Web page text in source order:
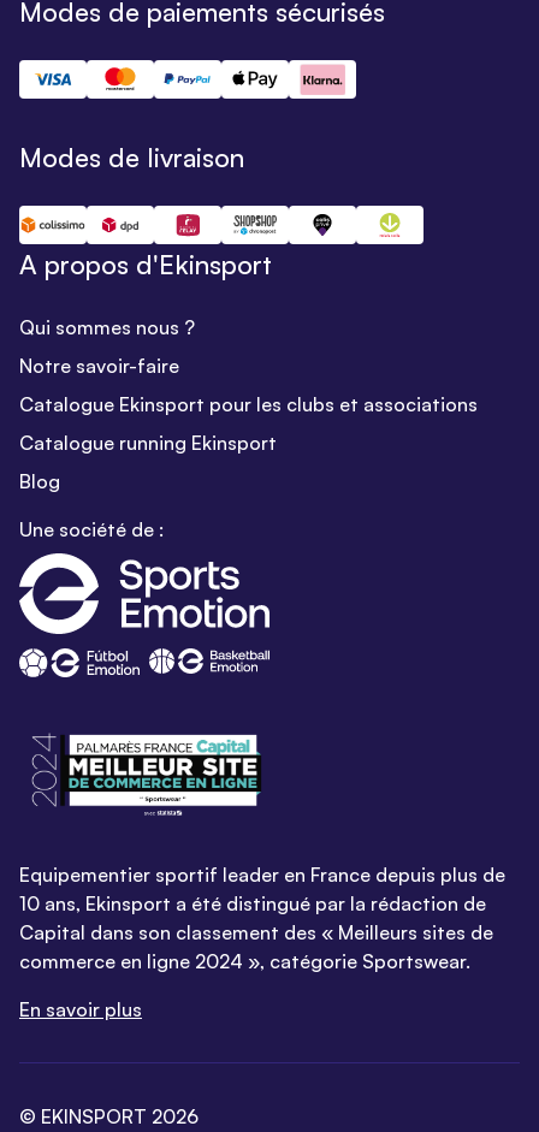
Modes de paiements sécurisés
Modes de livraison
A propos d'Ekinsport
Qui sommes nous ?
Notre savoir-faire
Catalogue Ekinsport pour les clubs et associations
Catalogue running Ekinsport
Blog
Une société de :
Equipementier sportif leader en France depuis plus de
10 ans, Ekinsport a été distingué par la rédaction de
Capital dans son classement des « Meilleurs sites de
commerce en ligne 2024 », catégorie Sportswear.
En savoir plus
© EKINSPORT 2026